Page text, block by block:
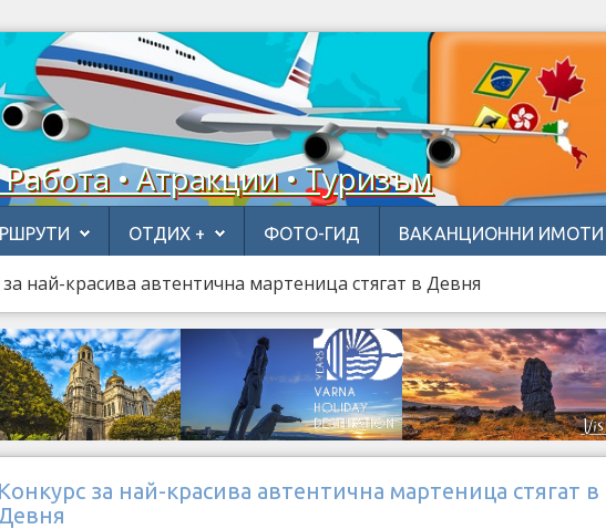
Работа • Атракции • Туризъм
ОТДИХ + ФОТО-ГИД ВАКАНЦИОННИ ИМОТИ
най-красива автентична мартеница стягат в Девня
Конкурс за най-красива автентична мартеница стягат в